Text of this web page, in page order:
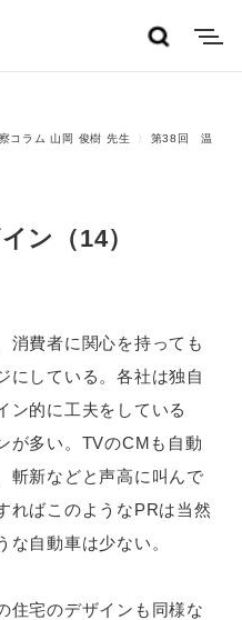
コラム 山岡 俊樹 先生
第38回 温
ン（14）
費者に関心を持っても
にしている。各社は独自
ン的に工夫をしている
が多い。TVのCMも自動
斬新などと声高に叫んで
ればこのようなPRは当然
自動車は少ない。
宅のデザインも同様な